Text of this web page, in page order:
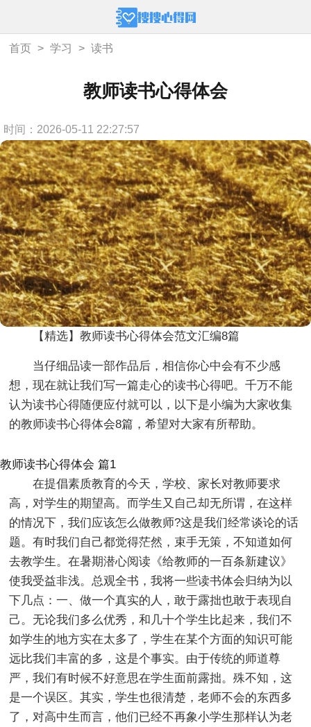
首页 > 学习 > 读书
教师读书心得体会
时间：2026-05-11 22:27:57
【精选】教师读书心得体会范文汇编8篇
当仔细品读一部作品后，相信你心中会有不少感
想，现在就让我们写一篇走心的读书心得吧。千万不能
认为读书心得随便应付就可以，以下是小编为大家收集
的教师读书心得体会8篇，希望对大家有所帮助。
教师读书心得体会 篇1
在提倡素质教育的今天，学校、家长对教师要求
高，对学生的期望高。而学生又自己却无所谓，在这样
的情况下，我们应该怎么做教师?这是我们经常谈论的话
题。有时我们自己都觉得茫然，束手无策，不知道如何
去教学生。在暑期潜心阅读《给教师的一百条新建议》
使我受益非浅。总观全书，我将一些读书体会归纳为以
下几点：一、做一个真实的人，敢于露拙也敢于表现自
己。无论我们多么优秀，和几十个学生比起来，我们不
如学生的地方实在太多了，学生在某个方面的知识可能
远比我们丰富的多，这是个事实。由于传统的师道尊
严，我们有时候不好意思在学生面前露拙。殊不知，这
是一个误区。其实，学生也很清楚，老师不会的东西多
了，对高中生而言，他们已经不再象小学生那样认为老